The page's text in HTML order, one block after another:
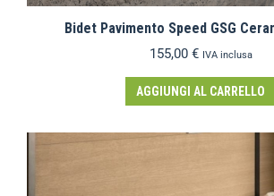
Bidet Pavimento Speed GSG
155,00 € IVA inclusa
AGGIUNGI AL CARRELLO